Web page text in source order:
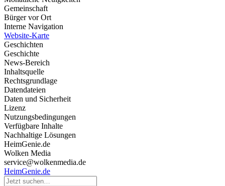
Gemeinschaft
Bürger vor Ort
Interne Navigation
Website-Karte
Geschichten
Geschichte
News-Bereich
Inhaltsquelle
Rechtsgrundlage
Datendateien
Daten und Sicherheit
Lizenz
Nutzungsbedingungen
Verfügbare Inhalte
Nachhaltige Lösungen
HeimGenie.de
Wolken Media
service@wolkenmedia.de
HeimGenie.de